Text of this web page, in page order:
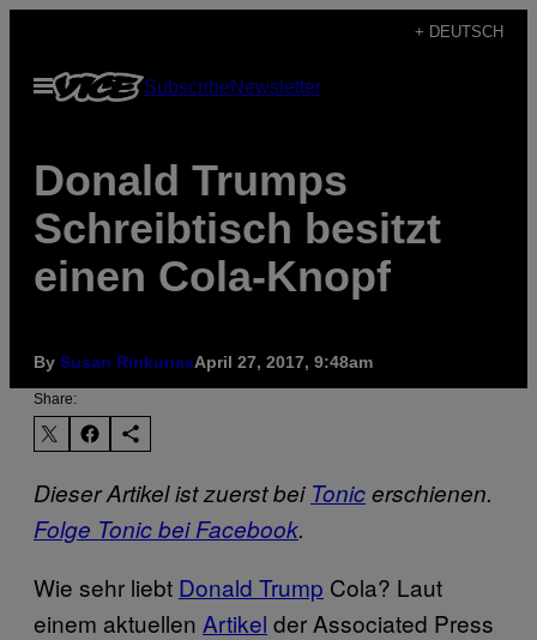
content
+ DEUTSCH
Open
Menu
SubscribeNewsletter
Donald Trumps
Schreibtisch besitzt
einen Cola-Knopf
By Susan RinkunasApril 27, 2017, 9:48am
Share:
Dieser Artikel ist zuerst bei Tonicerschienen.
Folge Tonic bei Facebook.
Wie sehr liebt Donald Trump Cola? Laut
einem aktuellen Artikel der Associated Press